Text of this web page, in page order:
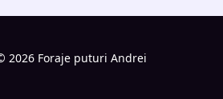
2026 Foraje puturi Andrei